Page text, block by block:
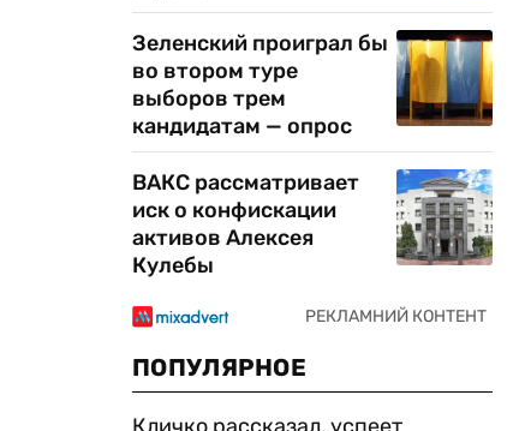
Зеленский проиграл бы
во втором туре
выборов трем
кандидатам — опрос
ВАКС рассматривает
иск о конфискации
активов Алексея
Кулебы
ПОПУЛЯРНОЕ